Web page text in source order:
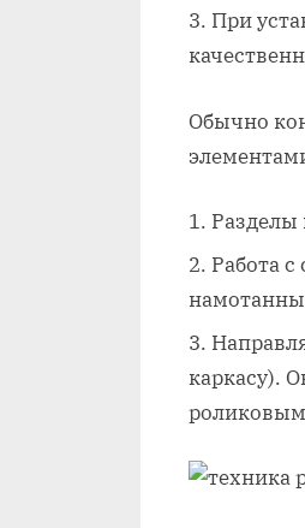
При
Обычно
Разделы
Работа
каркасу).